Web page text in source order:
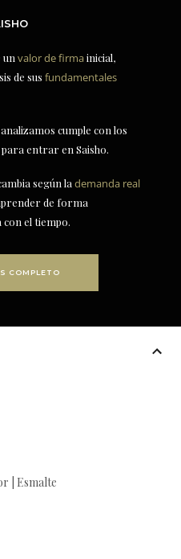
un valor de firmainicial,
de sus fundamentales
cumple con los
entrar en Saisho.
según la demanda real
de forma
el tiempo.
COMPLETO
| Esmalte